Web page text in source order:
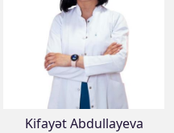
Kifayət Abdullayeva